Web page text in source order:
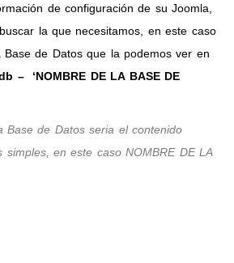
de configuración de su Joomla,
la que necesitamos, en este caso
de Datos que la podemos ver en
– ‘NOMBRE DE LA BASE DE
Base de Datos seria el contenido
simples, en este caso NOMBRE DE LA